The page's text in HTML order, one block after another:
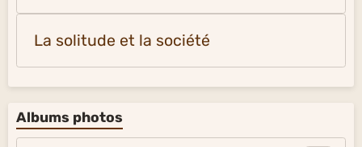
La solitude et la société
Albums photos